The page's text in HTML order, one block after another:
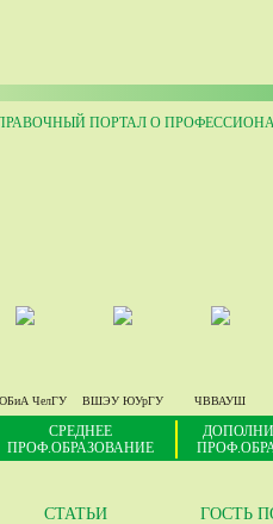
ПОРТАЛ О
ЧелГУ ВШЭУ ЮУрГУ ЧВВАУШ
СРЕДНЕЕ
ПРОФ.ОБРАЗОВАНИЕ
СТАТЬИ ГОСТЬ